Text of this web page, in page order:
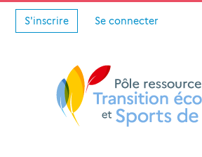
S'inscrire Se connecter